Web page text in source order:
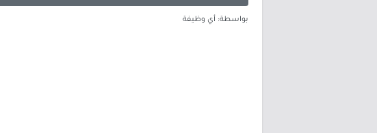
بواسطة: أي وظيفة